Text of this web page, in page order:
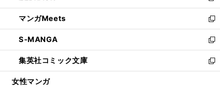
開
く
ウ
で
開
く
ン
ド
ウ
で
開
く
ウ
ィ
ン
ド
ウ
で
開
し
い
ウ
ィ
ン
ド
ウ
マンガMeets
新
し
い
ウ
ィ
ン
S-MANGA
新
し
い
ウ
集英社コミック文庫
新
し
女性マンガ